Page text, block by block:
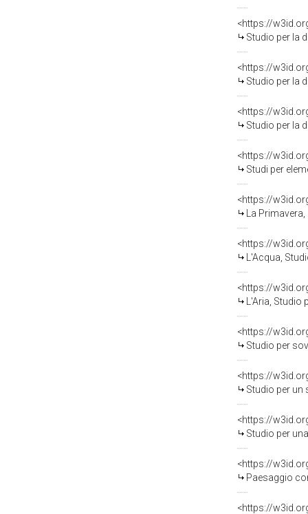
<https://
Studio per la
<https://
Studio per la
<https://
Studio per la
<https://
Studi per elementi
<https://
La Primavera,
<https://
L'Acqua, Studio per
<https://
L'Aria, Studio per
<https://
Studio per
<https://
Studio per un
<https://
Studio per una
<https://
Paesaggio con
<https://